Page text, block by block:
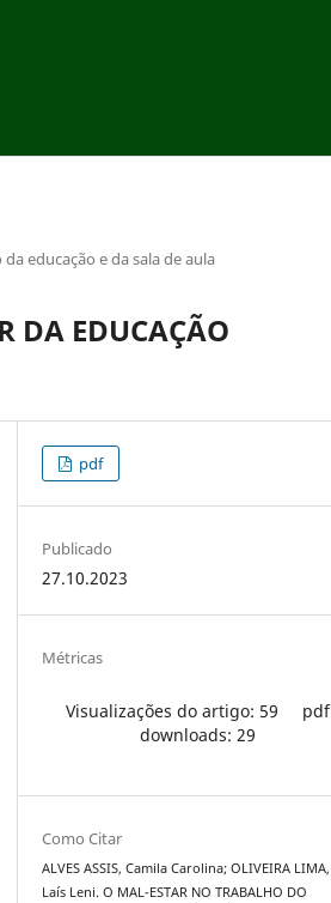
educação e da sala de aula
DA EDUCAÇÃO
pdf
Publicado
27.10.2023
Métricas
Visualizações do artigo: 59
pdf
downloads: 29
Como Citar
ALVES ASSIS, Camila Carolina; OLIVEIRA LIMA,
Laís Leni. O MAL-ESTAR NO TRABALHO DO